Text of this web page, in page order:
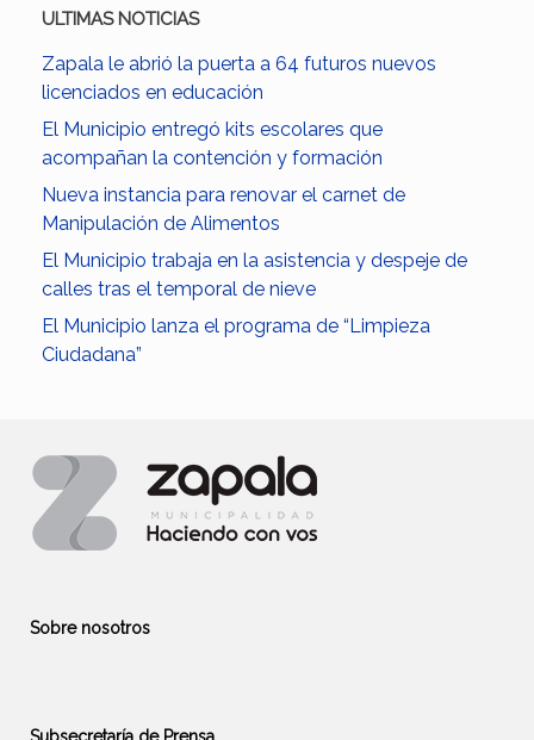
ULTIMAS NOTICIAS
Zapala le abrió la puerta a 64 futuros nuevos
licenciados en educación
El Municipio entregó kits escolares que
acompañan la contención y formación
Nueva instancia para renovar el carnet de
Manipulación de Alimentos
El Municipio trabaja en la asistencia y despeje de
calles tras el temporal de nieve
El Municipio lanza el programa de “Limpieza
Ciudadana”
Sobre nosotros
Subsecretaría de Prensa